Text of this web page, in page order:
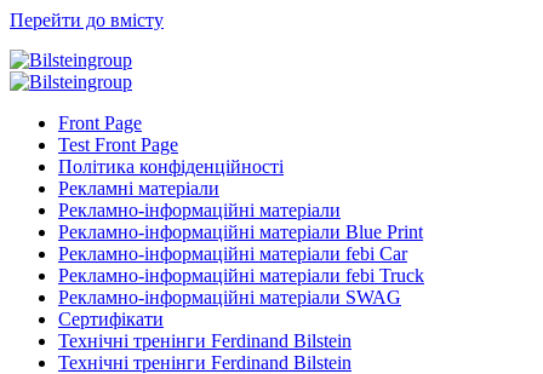
Перейти до вмісту
Front Page
Test Front Page
Політика конфіденційності
Рекламні матеріали
Рекламно-інформаційні матеріали
Рекламно-інформаційні матеріали Blue Print
Рекламно-інформаційні матеріали febi Car
Рекламно-інформаційні матеріали febi Truck
Рекламно-інформаційні матеріали SWAG
Сертифікати
Технічні тренінги Ferdinand Bilstein
Технічні тренінги Ferdinand Bilstein